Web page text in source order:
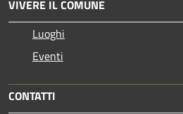
VIVERE IL COMUNE
Luoghi
Eventi
CONTATTI